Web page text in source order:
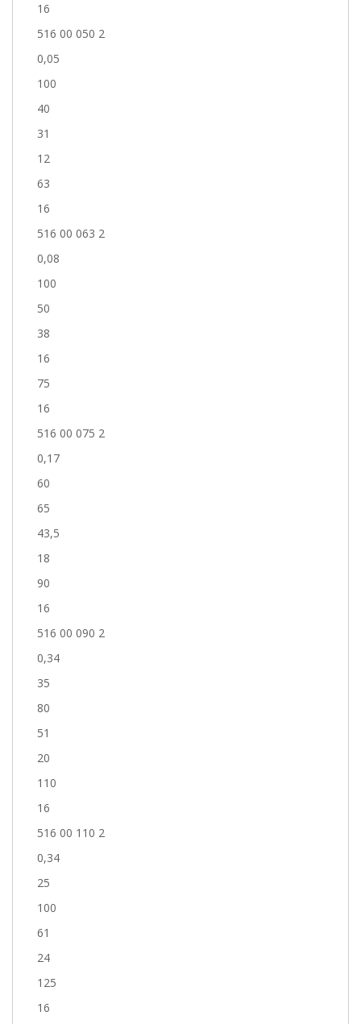
16
516 00 050 2
0,05
100
40
31
12
63
16
516 00 063 2
0,08
100
50
38
16
75
16
516 00 075 2
0,17
60
65
43,5
18
90
16
516 00 090 2
0,34
35
80
51
20
110
16
516 00 110 2
0,34
25
100
61
24
125
16